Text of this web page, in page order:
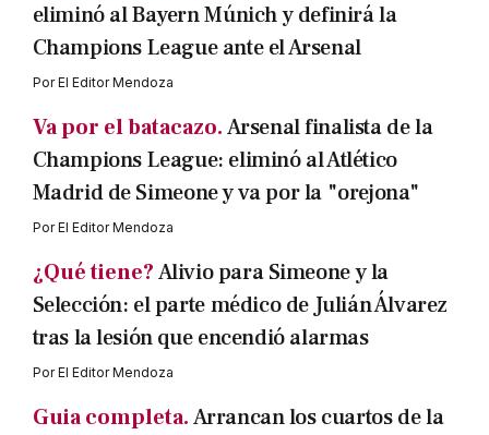
eliminó al Bayern Múnich y definirá la
Champions League ante el Arsenal
PorEl Editor Mendoza
Va por el batacazo.Arsenal finalista de la
Champions League: eliminó al Atlético
Madrid de Simeone y va por la "orejona"
PorEl Editor Mendoza
¿Qué tiene?Alivio para Simeone y la
Selección: el parte médico de Julián Álvarez
tras la lesión que encendió alarmas
PorEl Editor Mendoza
Guia completa.Arrancan los cuartos de la